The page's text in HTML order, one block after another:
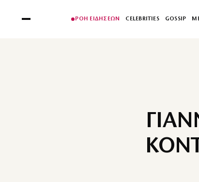
ΡΟΗ ΕΙΔΗΣΕΩΝ CELEBRITIES GOSSIP